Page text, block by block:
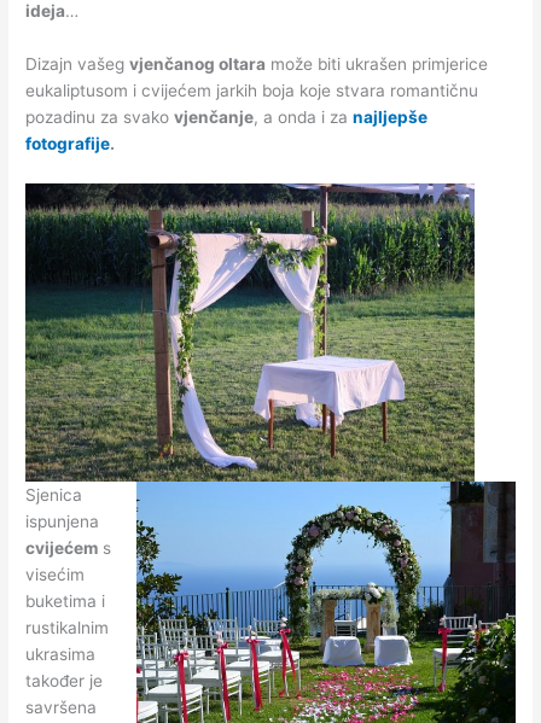
ideja…
Dizajn vašegvjenčanog oltara može biti ukrašen primjerice
eukaliptusom i cvijećem jarkih boja koje stvara romantičnu
pozadinu za svakovjenčanje, a onda i zanajljepše
fotografije.
Sjenica
ispunjena
cvijećem s
visećim
buketima i
rustikalnim
ukrasima
također je
savršena